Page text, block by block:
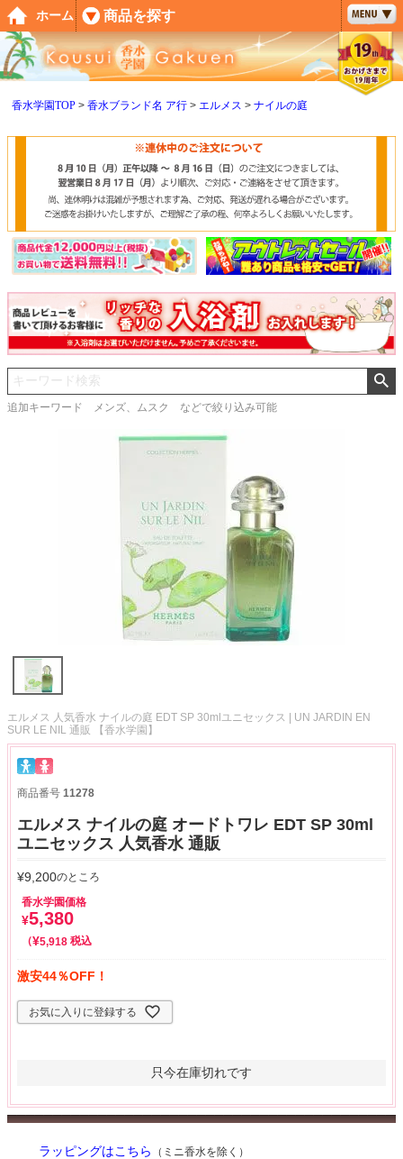
香水学園TOP 香水ブランド名 ア行 エルメス ナイルの庭
追加キーワード メンズ、ムスク などで絞り込み可能
エルメス 人気香水 ナイルの庭 EDT SP 30mlユニセックス | UN JARDIN EN
SUR LE NIL 通販 【香水学園】
商品番号 11278
エルメス ナイルの庭 オードトワレ EDT SP 30ml
ユニセックス 人気香水 通販
¥9,200のところ
香水学園価格
¥5,380
¥5,918 税込
激安44％OFF！
お気に入りに登録する
只今在庫切れです
ラッピングはこちら （ミニ香水を除く）
ペー
ジト
ップ
へ
ホーム 商品を探す